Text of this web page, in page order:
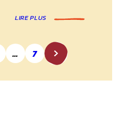
LIRE PLUS
… 7